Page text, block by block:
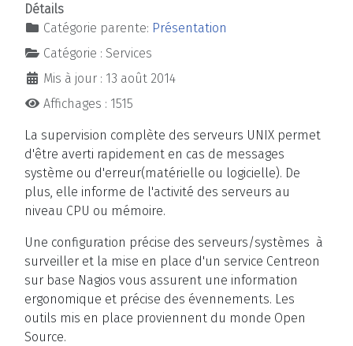
Détails
Catégorie parente: Présentation
Catégorie : Services
Mis à jour : 13 août 2014
Affichages : 1515
La supervision complète des serveurs UNIX permet
d'être averti rapidement en cas de messages
système ou d'erreur(matérielle ou logicielle). De
plus, elle informe de l'activité des serveurs au
niveau CPU ou mémoire.
Une configuration précise des serveurs/systèmes à
surveiller et la mise en place d'un service Centreon
sur base Nagios vous assurent une information
ergonomique et précise des évennements. Les
outils mis en place proviennent du monde Open
Source.